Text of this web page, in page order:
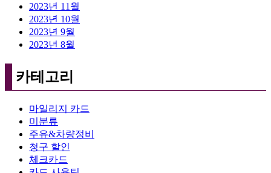
2023년 11월
2023년 10월
2023년 9월
2023년 8월
카테고리
마일리지 카드
미분류
주유&차량정비
청구 할인
체크카드